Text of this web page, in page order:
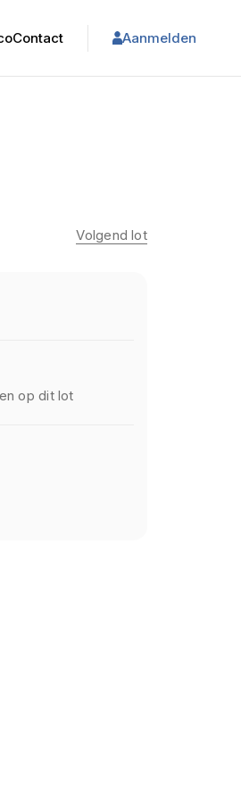
Contact Aanmelden
Volgend lot
op dit lot